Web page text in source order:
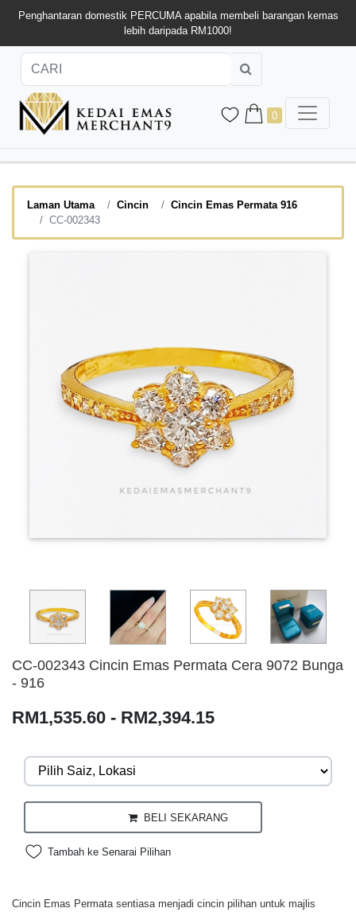
Penghantaran domestik PERCUMA apabila membeli barangan kemas
lebih daripada RM1000!
0
Laman Utama Cincin
Cincin Emas Permata 916
CC-002343
CC-002343 Cincin Emas Permata Cera 9072 Bunga
- 916
RM1,535.60 - RM2,394.15
BELI SEKARANG
Tambah ke Senarai Pilihan
Cincin Emas Permata sentiasa menjadi cincin pilihan untuk majlis